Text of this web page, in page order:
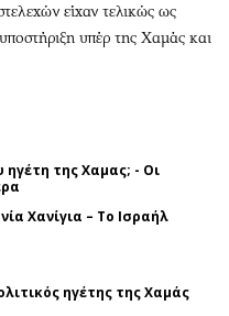
είχαν τελικώς ως
υπέρ της Χαμάς και
ηγέτη της Χαμας; - Οι
Χανίγια – Το Ισραήλ
ηγέτης της Χαμάς